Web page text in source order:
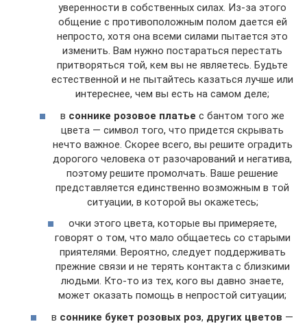
уверенности в собственных силах. Из-за этого
общение с противоположным полом дается ей
непросто, хотя она всеми силами пытается это
изменить. Вам нужно постараться перестать
притворяться той, кем вы не являетесь. Будьте
естественной и не пытайтесь казаться лучше или
интереснее, чем вы есть на самом деле;
в соннике розовое платье с бантом того же
цвета — символ того, что придется скрывать
нечто важное. Скорее всего, вы решите оградить
дорогого человека от разочарований и негатива,
поэтому решите промолчать. Ваше решение
представляется единственно возможным в той
ситуации, в которой вы окажетесь;
очки этого цвета, которые вы примеряете,
говорят о том, что мало общаетесь со старыми
приятелями. Вероятно, следует поддерживать
прежние связи и не терять контакта с близкими
людьми. Кто-то из тех, кого вы давно знаете,
может оказать помощь в непростой ситуации;
в соннике букет розовых роз, других цветов —